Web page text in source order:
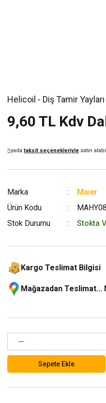
Helicoil - Diş Tamir
9,60 TL Kdv
yada taksit seçenekleriyle satın
Marka
Maier
Ürün Kodu
Stok Durumu
Stokta
Kargo Teslimat Bilgisi
Mağazadan Teslimat...
Sepete Ekle